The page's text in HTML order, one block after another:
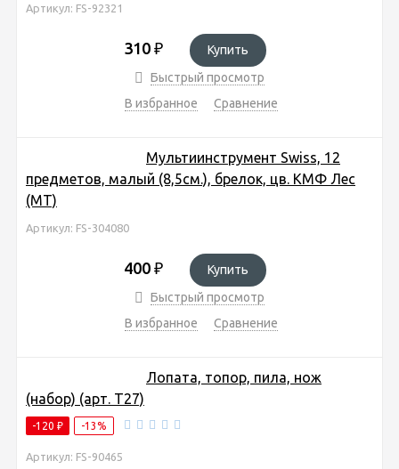
Артикул: FS-92321
310 ₽
Купить
Быстрый просмотр
В избранное
Сравнение
Мультиинструмент Swiss, 12
предметов, малый (8,5см.), брелок, цв. КМФ Лес
(MT)
Артикул: FS-304080
400 ₽
Купить
Быстрый просмотр
В избранное
Сравнение
Лопата, топор, пила, нож
(набор) (арт. T27)
-120 ₽ -13%
Артикул: FS-90465